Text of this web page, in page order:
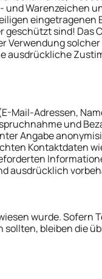
und Warenzeichen
eingetragenen
geschützt sind! Das
Verwendung
ausdrückliche
Mail-Adressen,
und
Angabe
Kontaktdaten
ausdrücklich
wurde. Sofern
bleiben die